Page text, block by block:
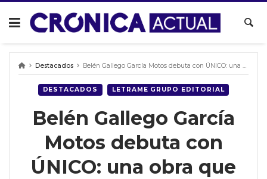
Skip
content
Destacados Belén Gallego García Motos debuta con ÚNICO: una obra que transforma la sensibilidad en literatura
DESTACADOS LETRAME GRUPO EDITORIAL
Belén Gallego García
Motos debuta con
ÚNICO: una obra que